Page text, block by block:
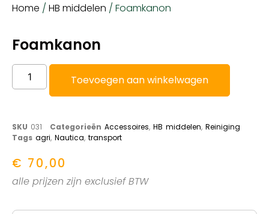
Home / HB middelen / Foamkanon
Foamkanon
Toevoegen aan winkelwagen
SKU 031 Categorieën Accessoires, HB middelen, Reiniging
Tags agri, Nautica, transport
€ 70,00
alle prijzen zijn exclusief BTW